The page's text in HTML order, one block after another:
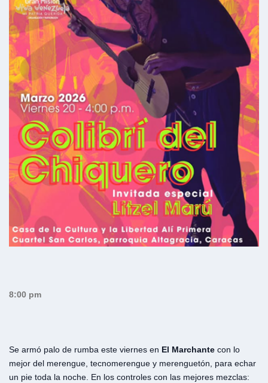
8:00 pm
Se armó palo de rumba este viernes en El Marchante con lo
mejor del merengue, tecnomerengue y merenguetón, para echar
un pie toda la noche. En los controles con las mejores mezclas: